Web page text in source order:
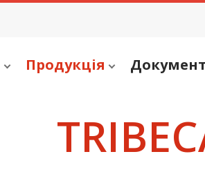
Продукція